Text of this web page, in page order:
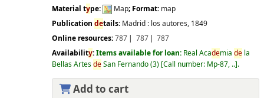
Material type: Map; Format: map
Publication details: Madrid : los autores, 1849
Online resources:787 787
787
Availability:Items available for loan: Real Academia dela
Bellas ArtesdeSan Fernando(3) Call number: Mp-87, .. .
Add to cart